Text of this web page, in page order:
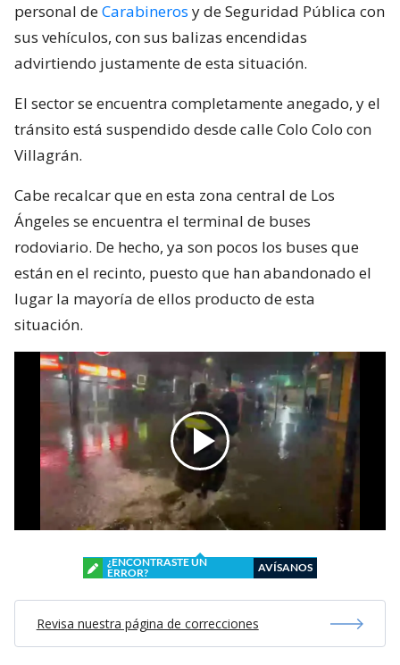
personal deCarabineros y de Seguridad Pública con
sus vehículos, con sus balizas encendidas
advirtiendo justamente de esta situación.
El sector se encuentra completamente anegado, y el
tránsito está suspendido desde calle Colo Colo con
Villagrán.
Cabe recalcar que en esta zona central de Los
Ángeles se encuentra el terminal de buses
rodoviario. De hecho, ya son pocos los buses que
están en el recinto, puesto que han abandonado el
lugar la mayoría de ellos producto de esta
situación.
¿ENCONTRASTE UN
ERROR?
AVÍSANOS
Revisa nuestra página de correcciones